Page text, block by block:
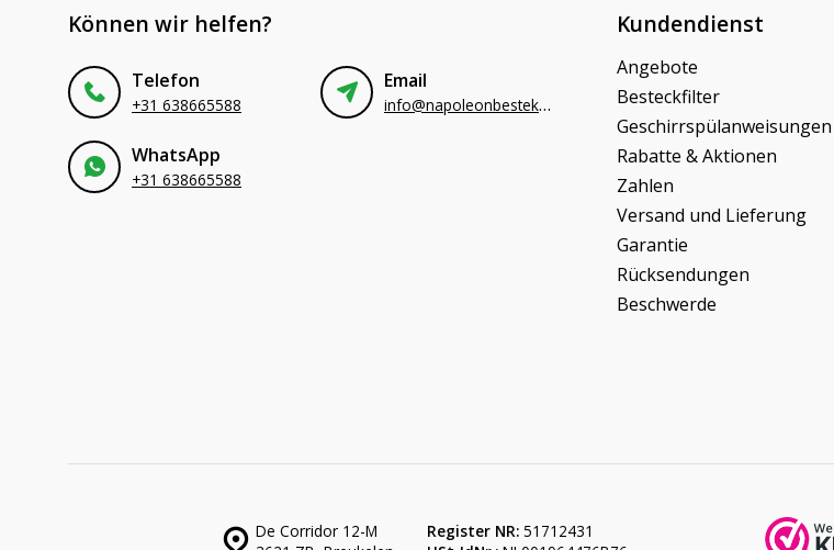
Können wir helfen?
Telefon
+31 638665588
Email
info@napoleonbestek.nl
WhatsApp
+31 638665588
Kundendienst
Angebote
Besteckfilter
Geschirrspülanweisungen
Rabatte & Aktionen
Zahlen
Versand und Lieferung
Garantie
Rücksendungen
Beschwerde
De Corridor 12-M
Register NR: 51712431